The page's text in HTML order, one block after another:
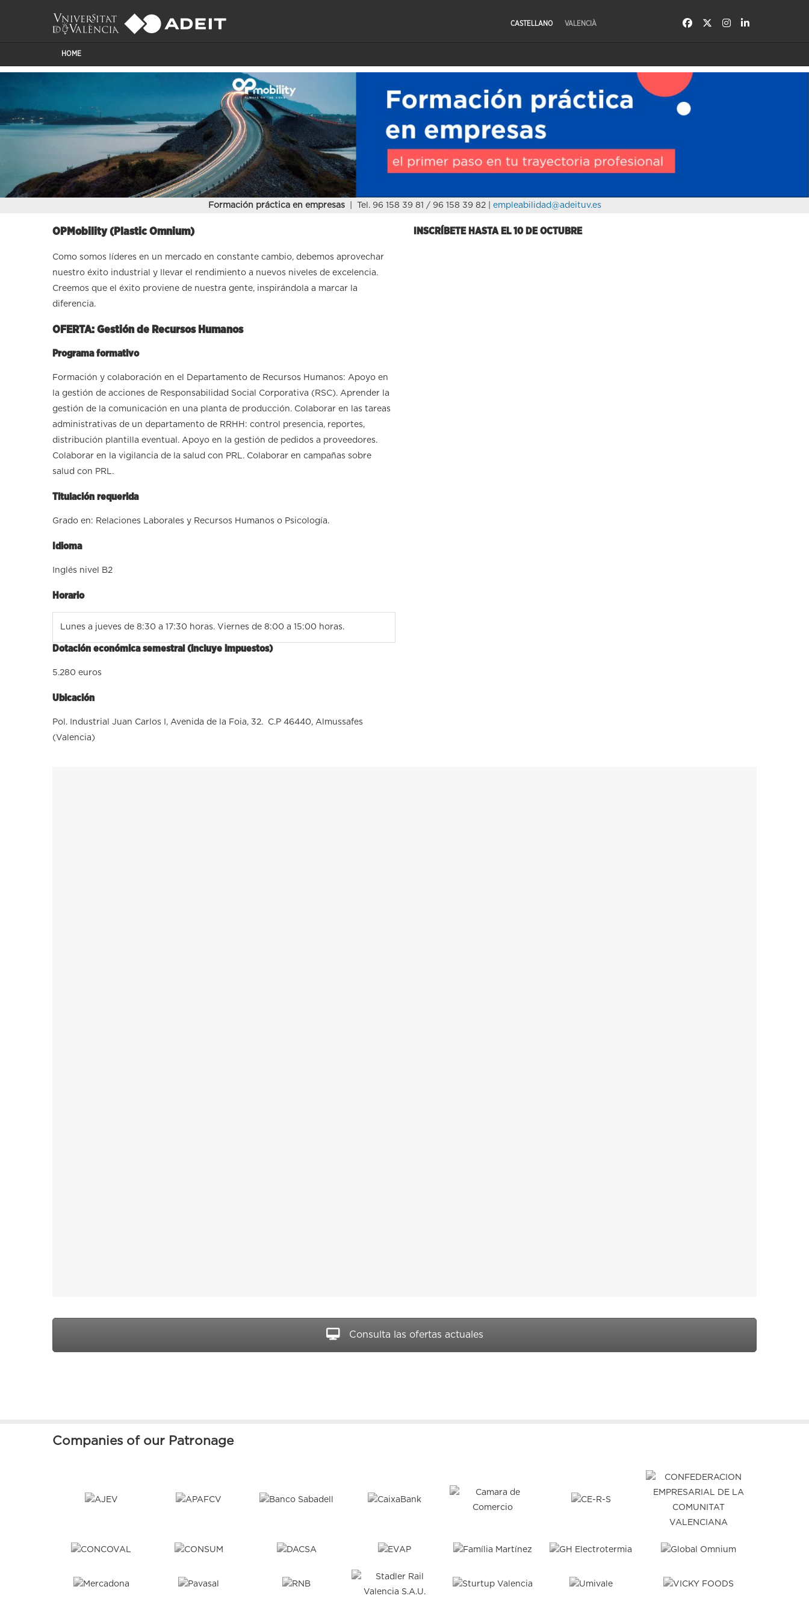
CASTELLANO VALENCIÀ
HOME
Formación práctica en empresas | Tel. 96 158 39 81 / 96 158 39 82 | empleabilidad@adeituv.es
OPMobility (Plastic Omnium)
Como somos líderes en un mercado en constante cambio, debemos aprovechar
nuestro éxito industrial y llevar el rendimiento a nuevos niveles de excelencia.
Creemos que el éxito proviene de nuestra gente, inspirándola a marcar la
diferencia.
OFERTA: Gestión de Recursos Humanos
Programa formativo
Formación y colaboración en el Departamento de Recursos Humanos: Apoyo en
la gestión de acciones de Responsabilidad Social Corporativa (RSC). Aprender la
gestión de la comunicación en una planta de producción. Colaborar en las tareas
administrativas de un departamento de RRHH: control presencia, reportes,
distribución plantilla eventual. Apoyo en la gestión de pedidos a proveedores.
Colaborar en la vigilancia de la salud con PRL. Colaborar en campañas sobre
salud con PRL.
Titulación requerida
Grado en: Relaciones Laborales y Recursos Humanos o Psicología.
Idioma
Inglés nivel B2
Horario
Lunes a jueves de 8:30 a 17:30 horas. Viernes de 8:00 a 15:00 horas.
Dotación económica semestral (incluye impuestos)
5.280 euros
Ubicación
Pol. Industrial Juan Carlos I, Avenida de la Foia, 32. C.P 46440, Almussafes
(Valencia)
INSCRÍBETE HASTA EL10 DE OCTUBRE
Consulta las ofertas actuales
Companies of our Patronage